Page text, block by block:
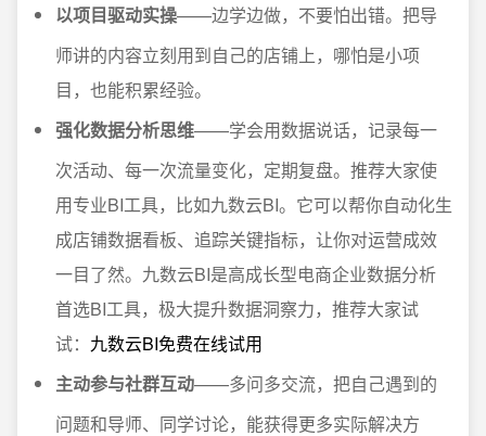
以项目驱动实操——边学边做，不要怕出错。把导
师讲的内容立刻用到自己的店铺上，哪怕是小项
目，也能积累经验。
强化数据分析思维——学会用数据说话，记录每一
次活动、每一次流量变化，定期复盘。推荐大家使
用专业BI工具，比如九数云BI。它可以帮你自动化生
成店铺数据看板、追踪关键指标，让你对运营成效
一目了然。九数云BI是高成长型电商企业数据分析
首选BI工具，极大提升数据洞察力，推荐大家试
试： 九数云BI免费在线试用
主动参与社群互动——多问多交流，把自己遇到的
问题和导师、同学讨论，能获得更多实际解决方